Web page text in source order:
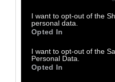
I want to opt-out of the
personal data.
Opted In
I want to opt-out of the
Personal Data.
Opted In
Χαρακτηριστικά, το
Σάμου έχει ξεπεράσει
δυνατότητες